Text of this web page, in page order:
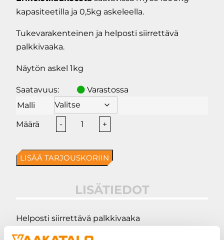
kapasiteetilla ja 0,5kg askeleella.
Tukevarakenteinen ja helposti siirrettävä
palkkivaaka.
Näytön askel 1kg
Saatavuus:
Varastossa
Malli
-
Holi
Palkkivaaka
määrä
+
LISÄÄ TARJOUSKORIIN
LISÄTIEDOT
Helposti siirrettävä palkkivaaka
ruostumattomasta teräksestä ja IP68 suojatulla